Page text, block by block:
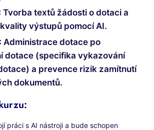
Tvorba textů žádosti o dotaci a
výstupů pomocí AI.
Administrace dotace po
dotace (specifika vykazování
a prevence rizik zamítnutí
dokumentů.
práci s AI nástroji a bude schopen